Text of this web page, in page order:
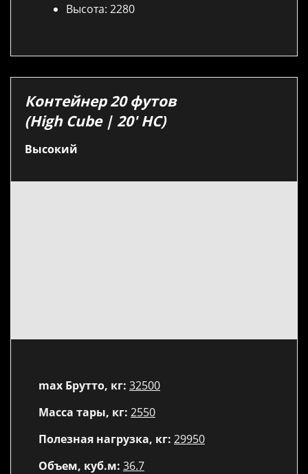
Высота: 2280
Контейнер 20 футов
(High Cube | 20′ HC)
Высокий
max Брутто, кг: 32500
Масса тары, кг: 2550
Полезная нагрузка, кг: 29950
Объем, куб.м: 36.7